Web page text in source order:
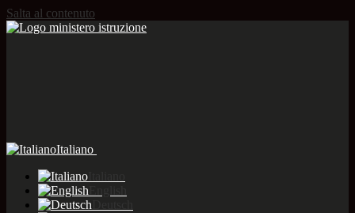
Salta al contenuto
Italiano